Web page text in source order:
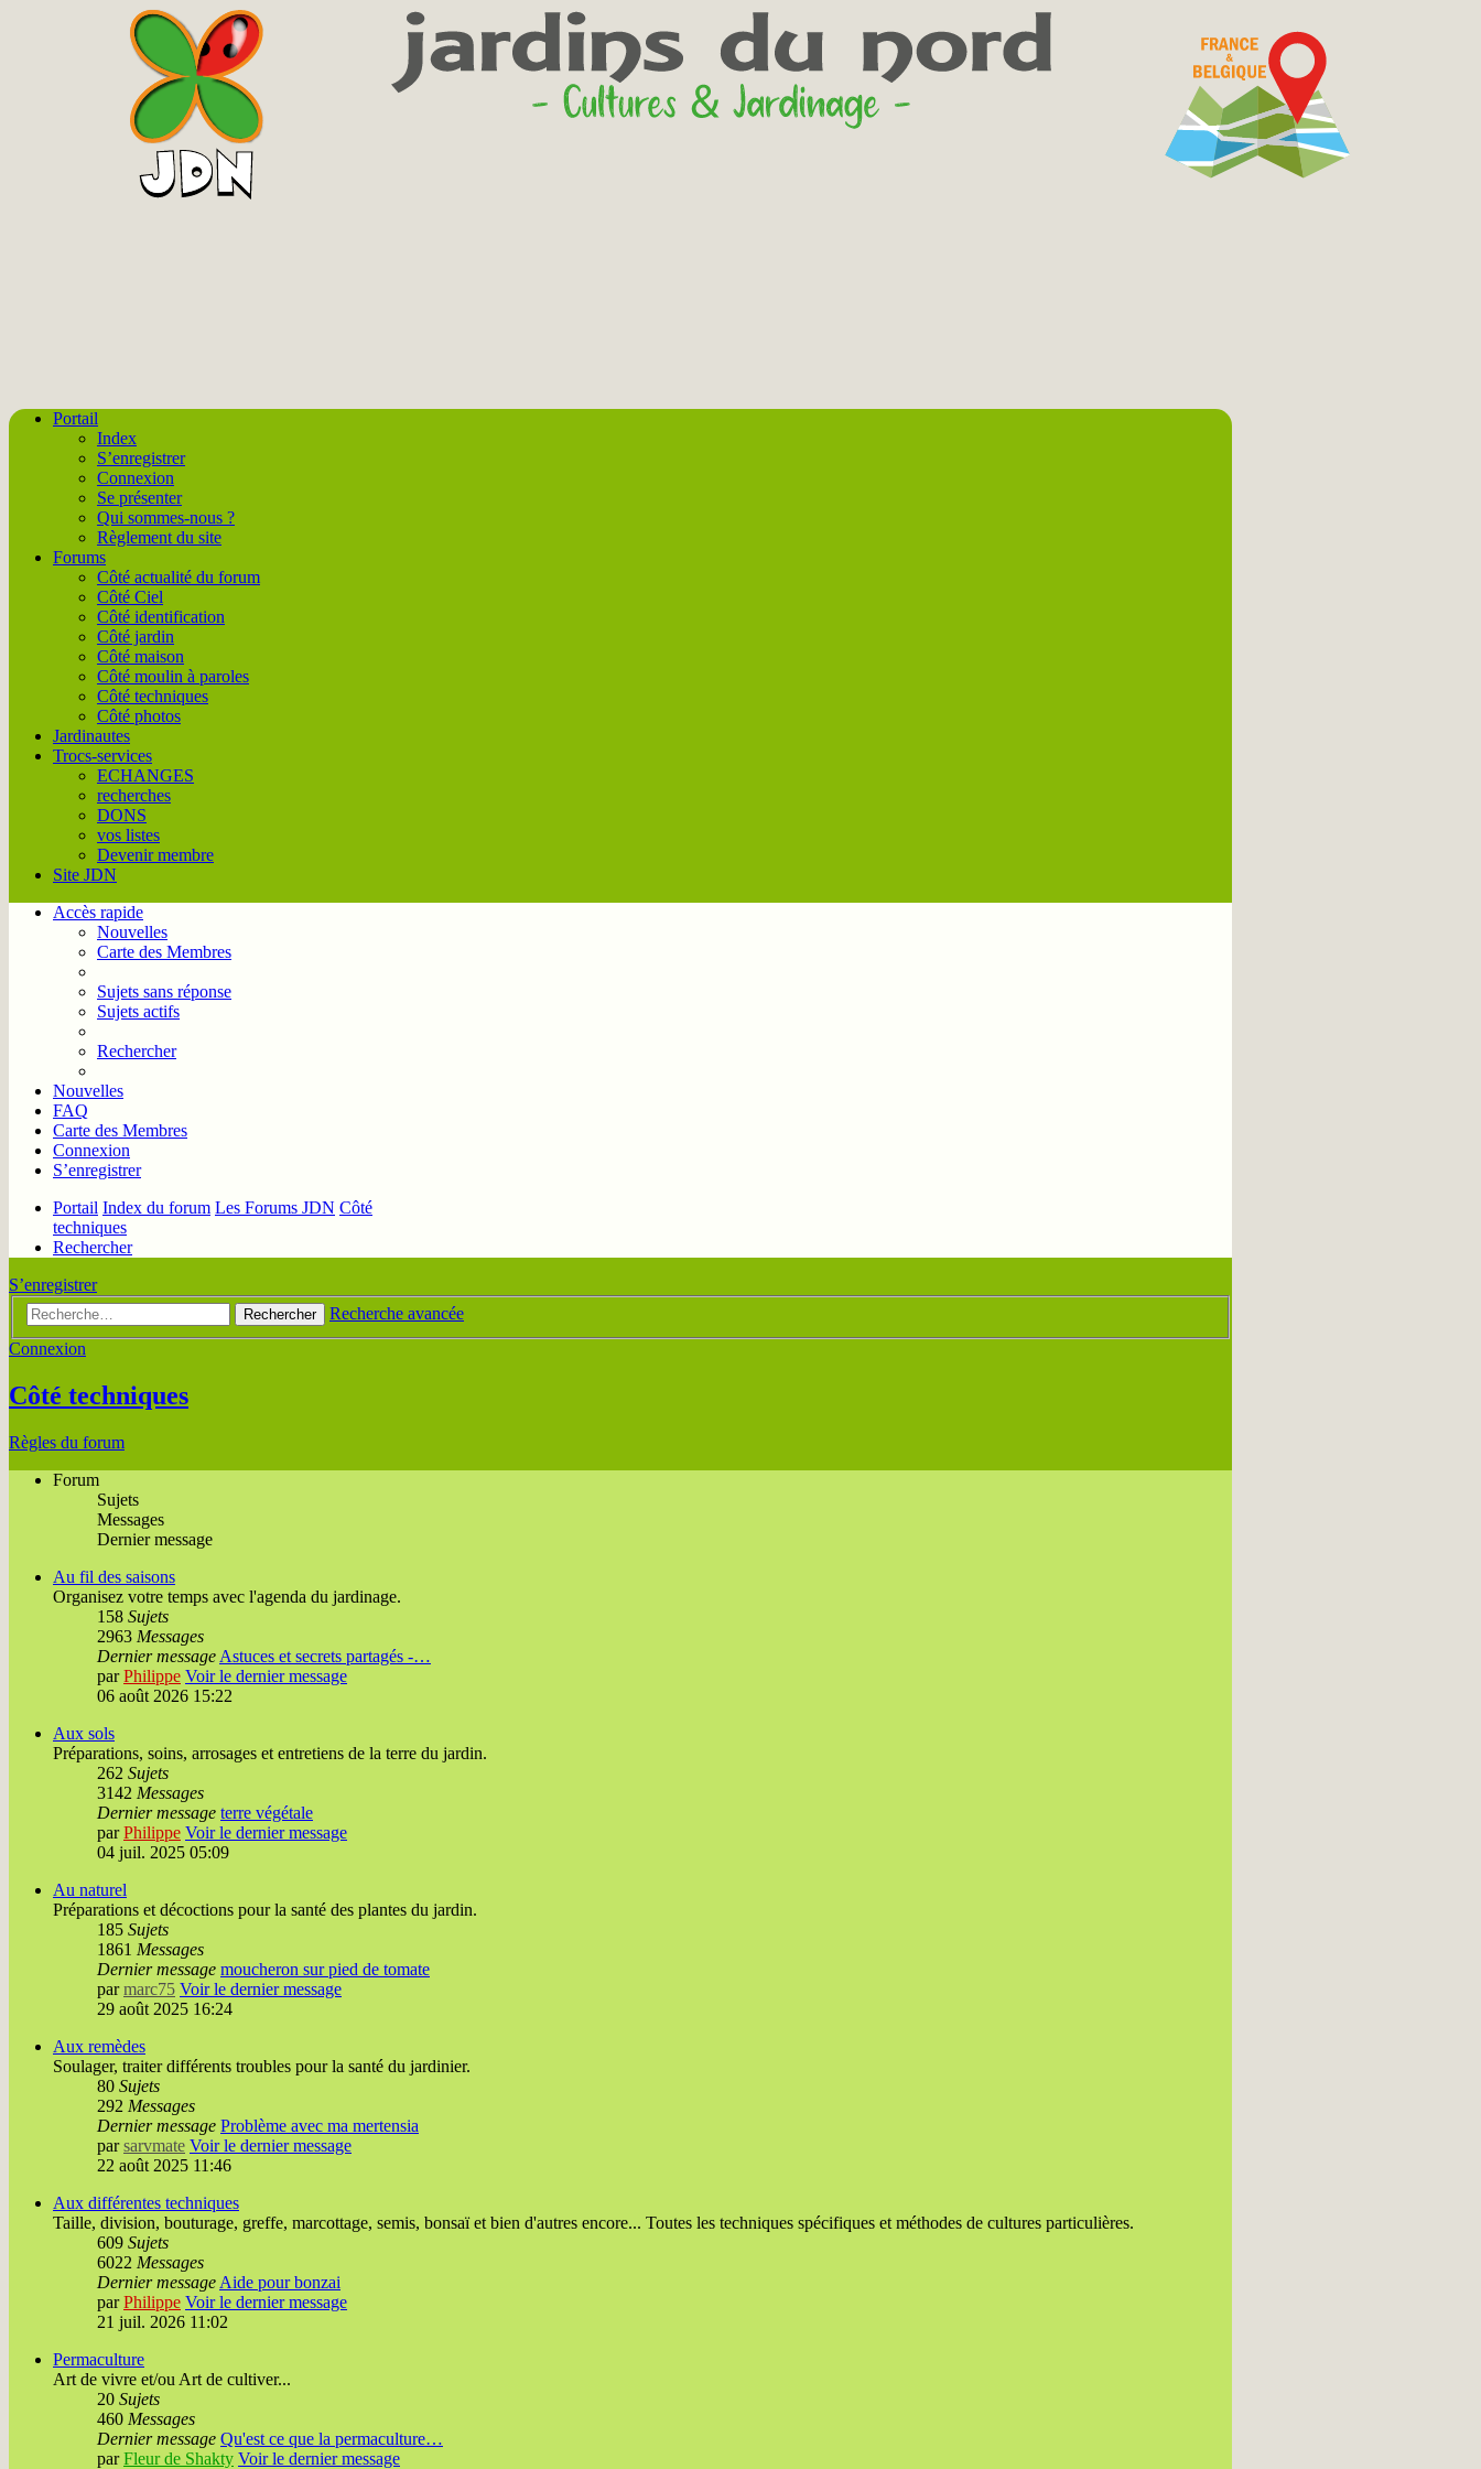
Portail
Index
S’enregistrer
Connexion
Se présenter
Qui sommes-nous ?
Règlement du site
Forums
Côté actualité du forum
Côté Ciel
Côté identification
Côté jardin
Côté maison
Côté moulin à paroles
Côté techniques
Côté photos
Jardinautes
Trocs-services
ECHANGES
recherches
DONS
vos listes
Devenir membre
Site JDN
Accès rapide
Nouvelles
Carte des Membres
Sujets sans réponse
Sujets actifs
Rechercher
Nouvelles
FAQ
Carte des Membres
Connexion
S’enregistrer
Portail Index du forum Les Forums JDN Côté
techniques
Rechercher
S’enregistrer
Rechercher
Recherche avancée
Connexion
Côté techniques
Règles du forum
Forum
Sujets
Messages
Dernier message
Au fil des saisons
Organisez votre temps avec l'agenda du jardinage.
158 Sujets
2963 Messages
Dernier message Astuces et secrets partagés -…
parPhilippe Voir le dernier message
06 août 2026 15:22
Aux sols
Préparations, soins, arrosages et entretiens de la terre du jardin.
262 Sujets
3142 Messages
Dernier message terre végétale
parPhilippe Voir le dernier message
04 juil. 2025 05:09
Au naturel
Préparations et décoctions pour la santé des plantes du jardin.
185 Sujets
1861 Messages
Dernier message moucheron sur pied de tomate
parmarc75 Voir le dernier message
29 août 2025 16:24
Aux remèdes
Soulager, traiter différents troubles pour la santé du jardinier.
80 Sujets
292 Messages
Dernier message Problème avec ma mertensia
parsarvmate Voir le dernier message
22 août 2025 11:46
Aux différentes techniques
Taille, division, bouturage, greffe, marcottage, semis, bonsaï et bien d'autres encore... Toutes les techniques spécifiques et méthodes de cultures particulières.
609 Sujets
6022 Messages
Dernier message Aide pour bonzai
parPhilippe Voir le dernier message
21 juil. 2026 11:02
Permaculture
Art de vivre et/ou Art de cultiver...
20 Sujets
460 Messages
Dernier message Qu'est ce que la permaculture…
parFleur de Shakty Voir le dernier message